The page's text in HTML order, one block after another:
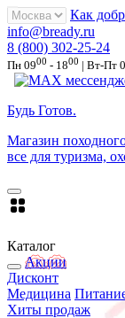
Как
info@bready.ru
8 (800) 302-25-24
Пн 0900 - 1800 | Вт-Пт
Будь Готов.
Магазин
все для туризма,
Каталог
Акции
Дисконт
Медицина
Хиты продаж